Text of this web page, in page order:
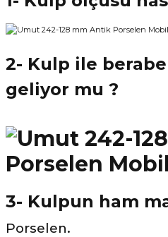
2- Kulp ile
geliyor mu ?
3- Kulpun ham
Porselen.